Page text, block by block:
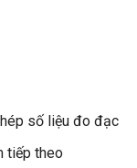
số liệu đo đạc
tiếp theo